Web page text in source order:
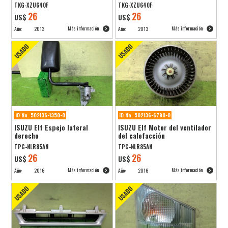
TKG-XZU640F
US$ 26
Año: 2013 Más información
TKG-XZU640F
US$ 26
Año: 2013 Más información
ID No. 502136-1350-0
ISUZU Elf Espejo lateral
derecho
TPG-NLR85AN
US$ 26
Año: 2016 Más información
ID No. 502136-6790-0
ISUZU Elf Motor del ventilador
del calefacción
TPG-NLR85AN
US$ 26
Año: 2016 Más información